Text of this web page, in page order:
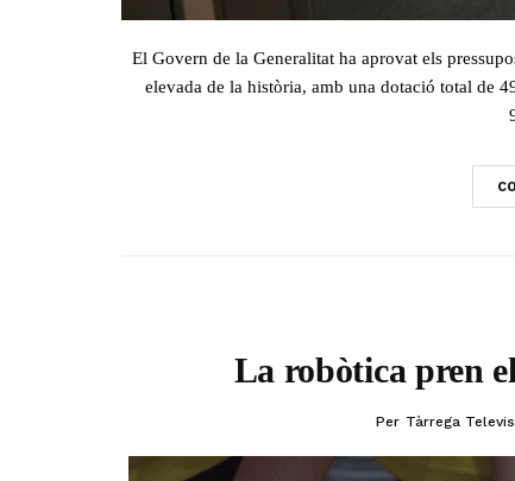
El Govern de la Generalitat ha aprovat els
elevada de la història, amb una dotació total de
La robòtica pren
Per Tàrrega